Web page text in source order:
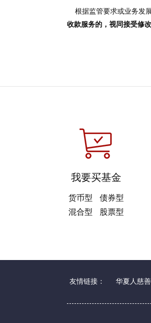
根据监管要求或业务发
收款服务的，视同接受修
我要买基金
货币型
债券型
混合型
股票型
友情链接： 华夏人慈